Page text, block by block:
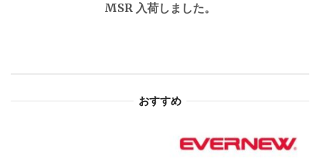
MSR 入荷しました。
おすすめ